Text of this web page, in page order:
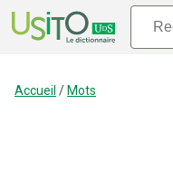
Accueil / Mots